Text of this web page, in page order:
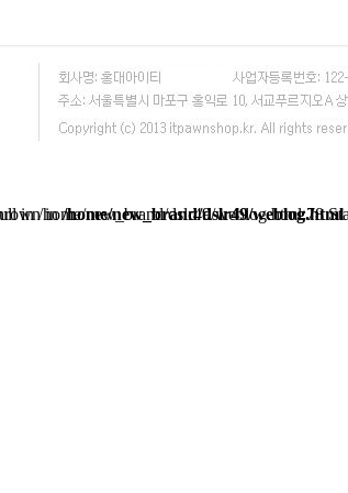
#2 {main} thrown in/home/new_brand/dslr49/weblog.html